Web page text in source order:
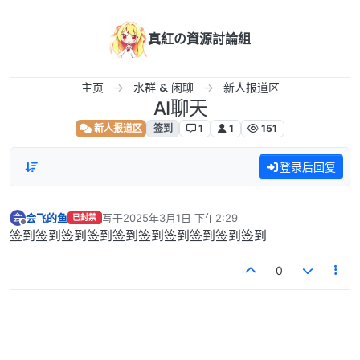
真紅の資源討論組
主页 水群 & 闲聊 新人报道区
AI聊天
新人报道区 签到 1 1 151
登录后回复
会
离线
会飞的鱼 已封禁 写于2025年3月1日 下午2:29
最后由 编辑
签到签到签到签到签到签到签到签到签到签到
0